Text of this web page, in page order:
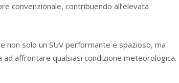
convenzionale, contribuendo all’elevata
non solo un SUV performante e spazioso, ma
ad affrontare qualsiasi condizione meteorologica.